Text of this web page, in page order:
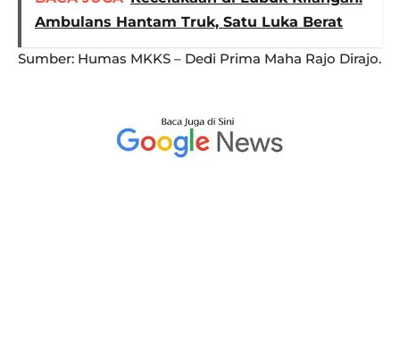
Ambulans Hantam Truk, Satu Luka Berat
Sumber: Humas MKKS – Dedi Prima Maha Rajo Dirajo.